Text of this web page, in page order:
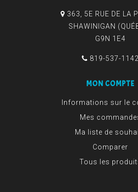
363, 5E RUE DE LA
SHAWINIGAN
G9N 1E4
819-537-1142
MON COMPTE
Informations sur le
Mes
Ma liste de
Comparer
Tous les